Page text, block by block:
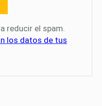
reducir el spam.
los datos de tus